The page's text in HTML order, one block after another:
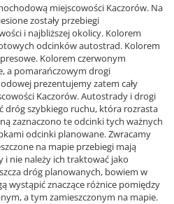
miejscowości Kaczorów. Na
zostały przebiegi
i najbliższej okolicy. Kolorem
odcinków autostrad. Kolorem
Kolorem czerwonym
a pomarańczowym drogi
prezentujemy zatem cały
Kaczorów. Autostrady i drogi
dróg szybkiego ruchu, która rozrasta
zaznaczono te odcinki tych ważnych
odcinki planowane. Zwracamy
na mapie przebiegi mają
i nie należy ich traktować jako
dróg planowanych, bowiem w
wystąpić znaczące różnice pomiędzy
a tym zamieszczonym na mapie.